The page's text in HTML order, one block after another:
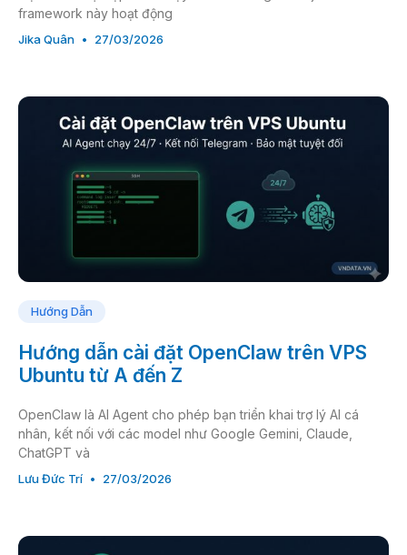
framework này hoạt động
Jika Quân 27/03/2026
Hướng Dẫn
Hướng dẫn cài đặt OpenClaw trên VPS
Ubuntu từ A đến Z
OpenClaw là AI Agent cho phép bạn triển khai trợ lý AI cá
nhân, kết nối với các model như Google Gemini, Claude,
ChatGPT và
Lưu Đức Trí 27/03/2026